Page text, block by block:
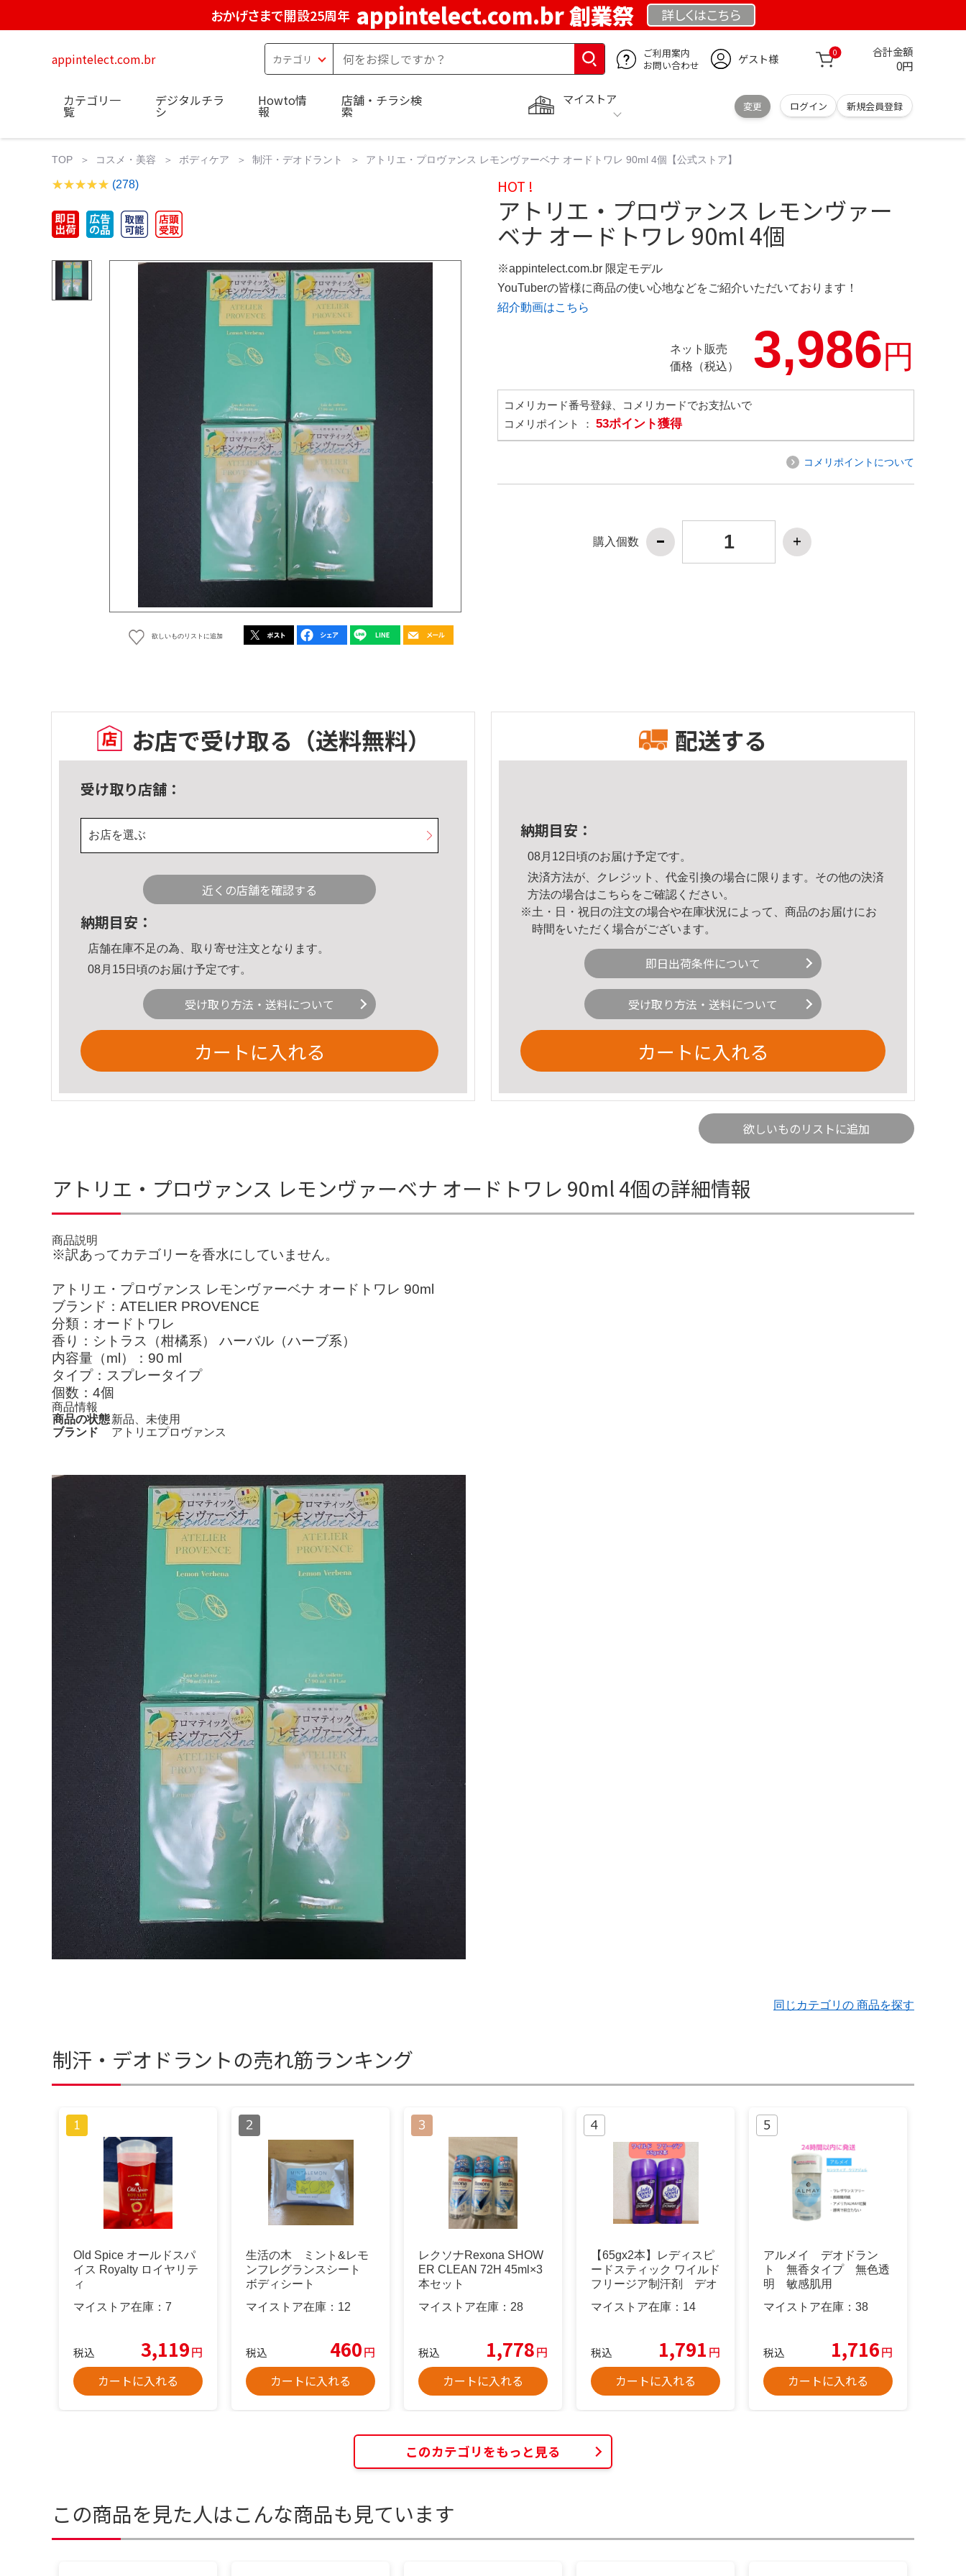
おかげさまで開設25周年 appintelect.com.br 創業祭 詳しくはこちら
appintelect.com.br
ご利用案内
お問い合わせ
ゲスト様 0 合計金額
0円
マイストア
変更 ログイン 新規会員登録
カテゴリ一
覧
デジタルチラ
シ
Howto情
報
店舗・チラシ検
索
TOP コスメ・美容 ボディケア 制汗・デオドラント アトリエ・プロヴァンス レモンヴァーベナ オードトワレ 90ml 4個【公式ストア】
(278)
欲しいものリストに追加
HOT !
アトリエ・プロヴァンス レモンヴァー
ベナ オードトワレ 90ml 4個
※appintelect.com.br 限定モデル
YouTuberの皆様に商品の使い心地などをご紹介いただいております！
紹介動画はこちら
ネット販売
価格（税込）
3,986円
コメリカード番号登録、コメリカードでお支払いで
コメリポイント ： 53ポイント獲得
コメリポイントについて
購入個数
お店で受け取る （送料無料）
受け取り店舗：
お店を選ぶ
近くの店舗を確認する
納期目安：
店舗在庫不足の為、取り寄せ注文となります。
08月15日頃のお届け予定です。
受け取り方法・送料について
カートに入れる
配送する
納期目安：
08月12日頃のお届け予定です。
決済方法が、クレジット、代金引換の場合に限ります。その他の決済
方法の場合はこちら をご確認ください。
※土・日・祝日の注文の場合や在庫状況によって、商品のお届けにお
時間をいただく場合がございます。
即日出荷条件について
受け取り方法・送料について
カートに入れる
欲しいものリストに追加
アトリエ・プロヴァンス レモンヴァーベナ オードトワレ 90ml 4個の詳細情報
商品説明
※訳あってカテゴリーを香水にしていません。
アトリエ・プロヴァンス レモンヴァーベナ オードトワレ 90ml
ブランド：ATELIER PROVENCE
分類：オードトワレ
香り：シトラス（柑橘系） ハーバル（ハーブ系）
内容量（ml）：90 ml
タイプ：スプレータイプ
個数：4個
商品情報
商品の状態新品、未使用
ブランド
アトリエプロヴァンス
同じカテゴリの 商品を探す
制汗・デオドラントの売れ筋ランキング
Old Spice オールドスパ
イス Royalty ロイヤリテ
ィ
マイストア在庫： 7
税込 3,119円
カートに入れる
生活の木 ミント&レモ
ンフレグランスシート
ボディシート
マイストア在庫： 12
税込 460円
カートに入れる
レクソナRexona SHOW
ER CLEAN 72H 45ml×3
本セット
マイストア在庫： 28
税込 1,778円
カートに入れる
【65gx2本】レディスピ
ードスティック ワイルド
フリージア制汗剤 デオ
マイストア在庫： 14
税込 1,791 円
カートに入れる
アルメイ デオドラン
ト 無香タイプ 無色透
明 敏感肌用
マイストア在庫： 38
税込 1,716円
カートに入れる
このカテゴリをもっと見る
この商品を見た人はこんな商品も見ています